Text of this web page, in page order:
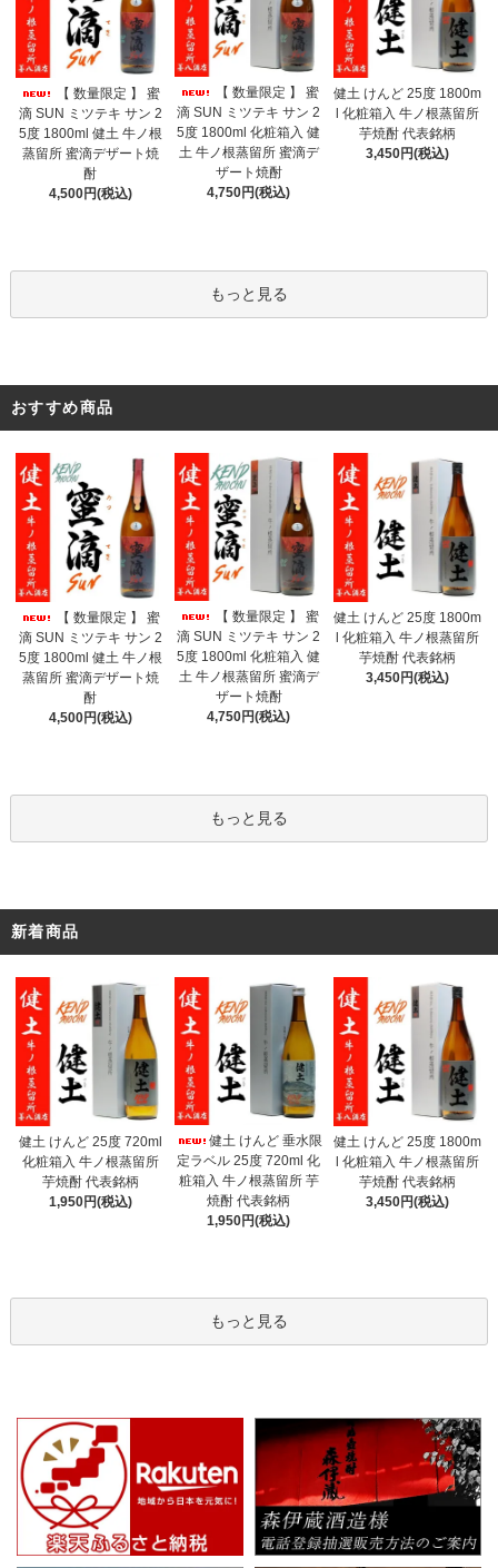
【 数量限定 】 蜜
滴 SUN ミツテキ サン 2
5度 1800ml 健土 牛ノ根
蒸留所 蜜滴デザート焼
酎
4,500円(税込)
【 数量限定 】 蜜
滴 SUN ミツテキ サン 2
5度 1800ml 化粧箱入 健
土 牛ノ根蒸留所 蜜滴デ
ザート焼酎
4,750円(税込)
健土 けんど 25度 1800m
l 化粧箱入 牛ノ根蒸留所
芋焼酎 代表銘柄
3,450円(税込)
もっと見る
おすすめ商品
【 数量限定 】 蜜
滴 SUN ミツテキ サン 2
5度 1800ml 健土 牛ノ根
蒸留所 蜜滴デザート焼
酎
4,500円(税込)
【 数量限定 】 蜜
滴 SUN ミツテキ サン 2
5度 1800ml 化粧箱入 健
土 牛ノ根蒸留所 蜜滴デ
ザート焼酎
4,750円(税込)
健土 けんど 25度 1800m
l 化粧箱入 牛ノ根蒸留所
芋焼酎 代表銘柄
3,450円(税込)
もっと見る
新着商品
健土 けんど 25度 720ml
化粧箱入 牛ノ根蒸留所
芋焼酎 代表銘柄
1,950円(税込)
健土 けんど 垂水限
定ラベル 25度 720ml 化
粧箱入 牛ノ根蒸留所 芋
焼酎 代表銘柄
1,950円(税込)
健土 けんど 25度 1800m
l 化粧箱入 牛ノ根蒸留所
芋焼酎 代表銘柄
3,450円(税込)
もっと見る